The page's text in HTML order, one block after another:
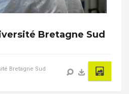
Bretagne Sud
Bretagne Sud